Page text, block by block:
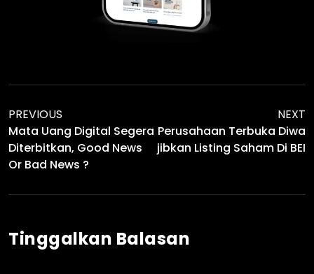
PREVIOUS
Mata Uang Digital Segera
Diterbitkan, Good News
Or Bad News ?
NEXT
Perusahaan Terbuka Diwa
Jibkan Listing Saham Di BEI
Tinggalkan Balasan